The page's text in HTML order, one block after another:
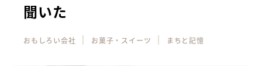
聞いた
おもしろい会社 ｜ お菓子・スイーツ ｜ まちと記憶